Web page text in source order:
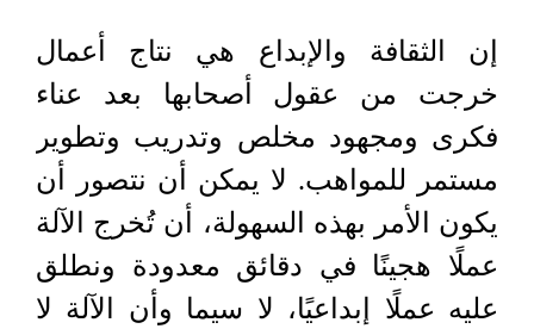
إن الثقافة والإبداع هي نتاج أعمال
خرجت من عقول أصحابها بعد عناء
فكرى ومجهود مخلص وتدريب وتطوير
مستمر للمواهب. لا يمكن أن نتصور أن
يكون الأمر بهذه السهولة، أن تُخرج الآلة
عملًا هجينًا في دقائق معدودة ونطلق
عليه عملًا إبداعيًا، لا سيما وأن الآلة لا